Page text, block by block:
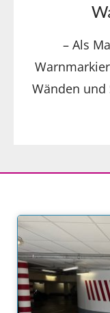
– Als
Wänden und